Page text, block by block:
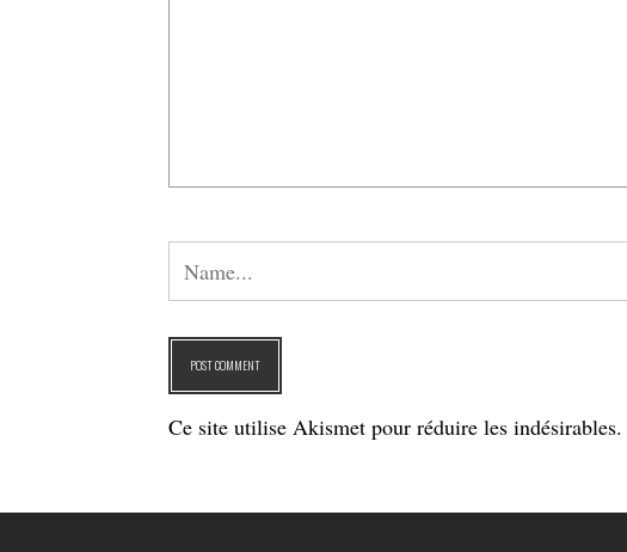
Ce site utilise Akismet pour réduire les indésirables.